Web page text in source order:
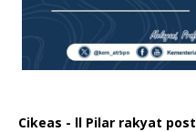
Cikeas - ll Pilar rakyat post